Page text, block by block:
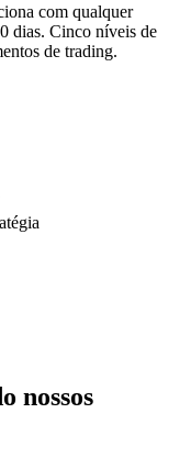
com qualquer
dias. Cinco níveis de
de trading.
nossos